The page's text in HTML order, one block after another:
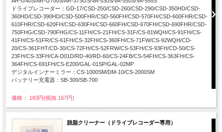
ドライブレコーダー：GD-17/CSD-250/CSD-260/CSD-290/CSD-350HD/CSD-
360HD/CSD-390HD/CSD-500FHR/CSD-560FH/CSD-570FH/CSD-600FHR/CSD-
610FHR/CSD-620FH/CSD-630FH/CSD-660FH/CSD-670FH/CSD-690FHR/CSD-
750FHG/CSD-790FHG/CS-11FH/CS-21FH/CS-31F/CS-81WQH/CS-91FH/CS-
41FH/CS-51FR/CS-61FH/CS-32FH/CS-360FH/CS-71FW/CS-92WQH/CD-
20/CS-361FHT/CD-30/CS-72FH/CS-52FRW/CS-53FH/CS-93FH/CD-50/CS-
23FH/CS-33FH/CA-D01D/RD-40/RD-60/CS-24FB/CS-54FH/CS-363FH/CS-
364FH/CS-691FH/CS-E200/GAL-01SP/GAL-02MP
デジタルインナーミラー：CS-1000SM/DM-10/CS-2000SM
バッテリー充電器：SB-300/SB-700
価格： 183円(税抜 167円)
脱脂クリーナー（ドライブレコーダー専用）